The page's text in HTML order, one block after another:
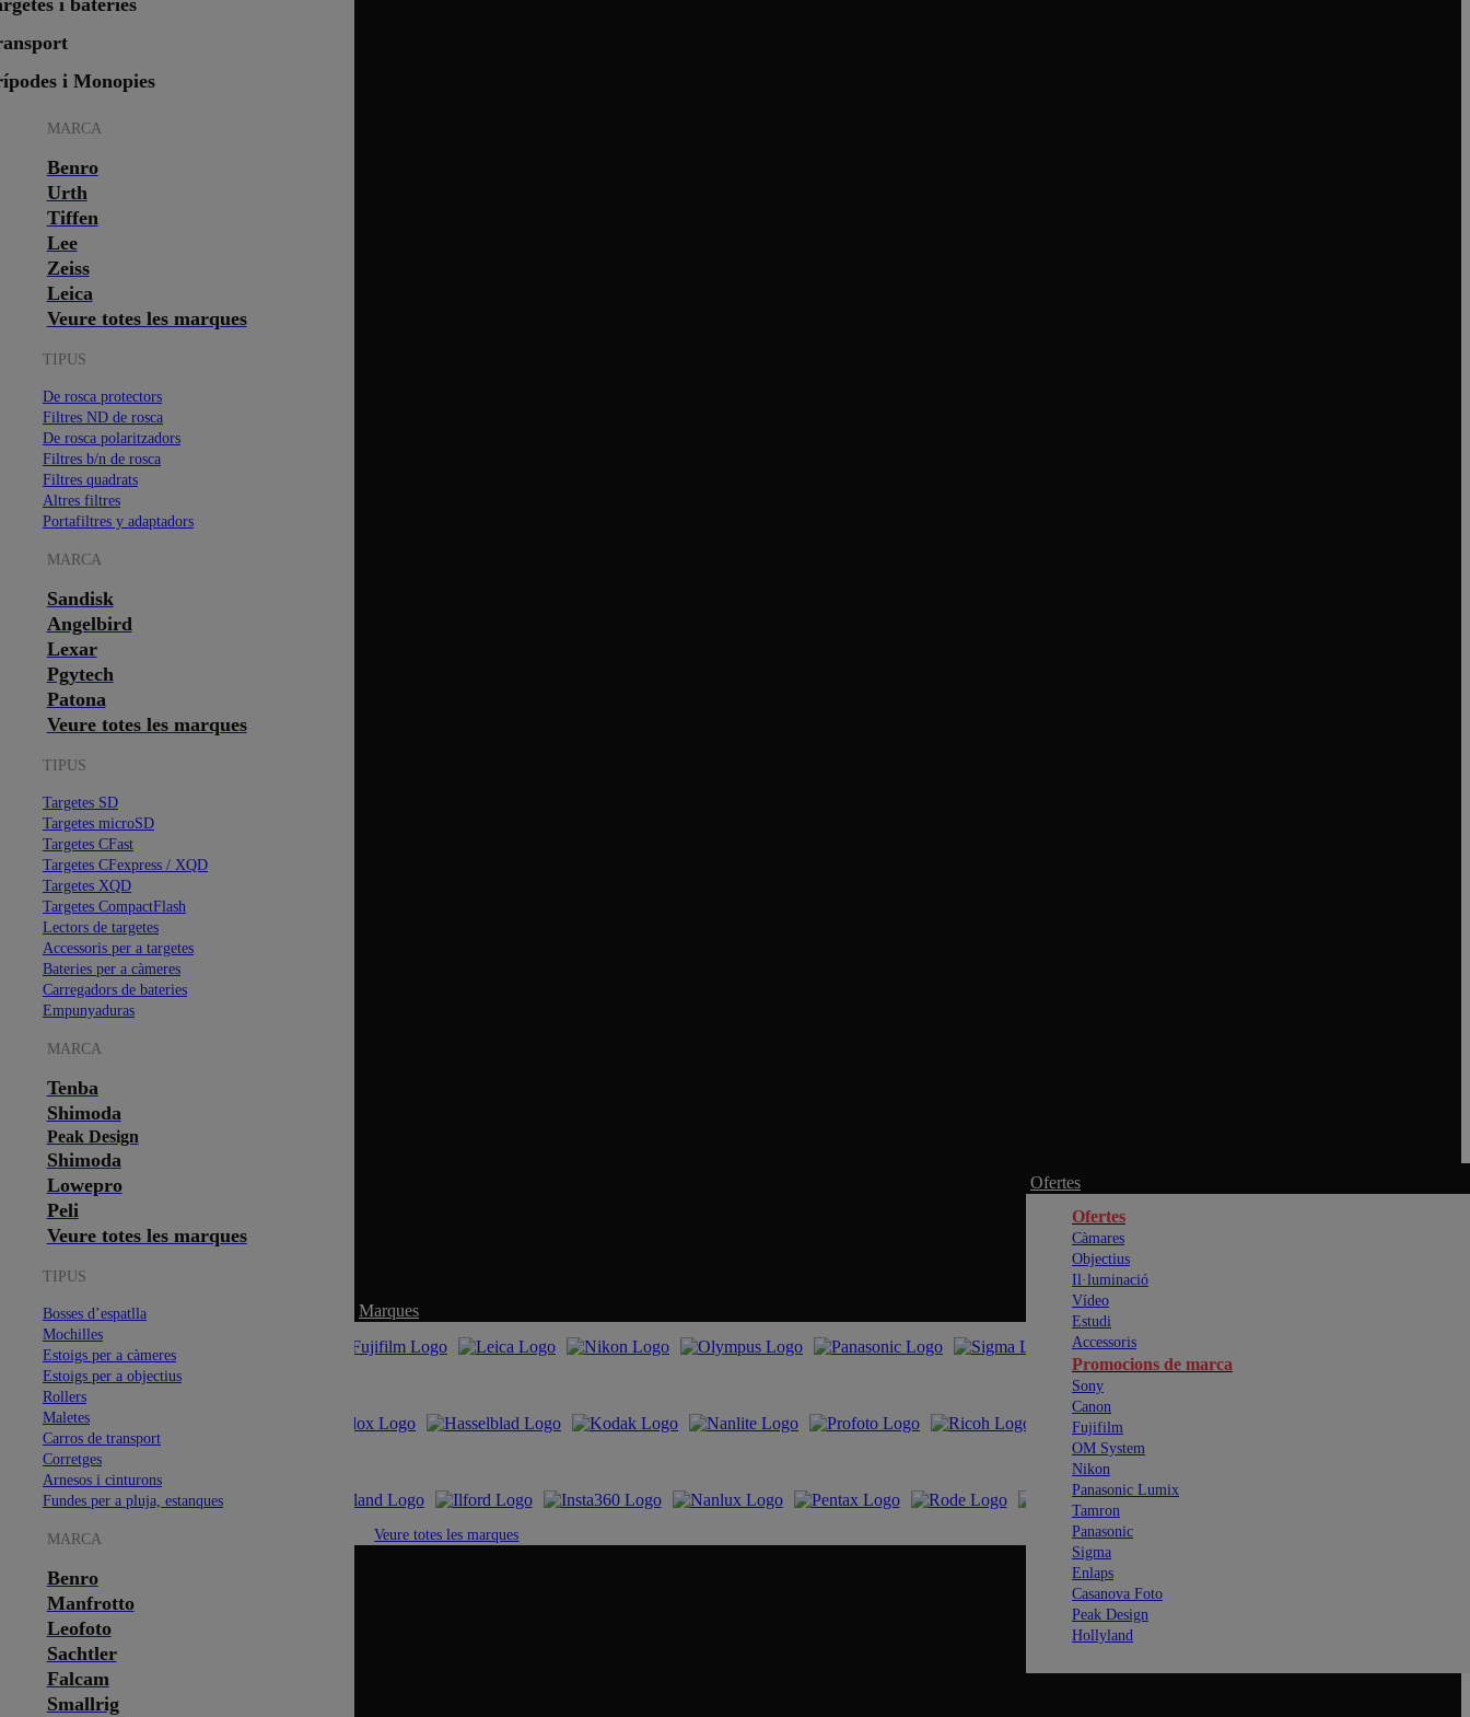
i bateries
i Monopies
MARCA
Benro
Urth
Tiffen
Lee
Zeiss
Leica
Veure totes les marques
TIPUS
De rosca protectors
Filtres ND de rosca
De rosca polaritzadors
Filtres b/n de rosca
Filtres quadrats
Altres filtres
Portafiltres y adaptadors
MARCA
Sandisk
Angelbird
Lexar
Pgytech
Patona
Veure totes les marques
TIPUS
Targetes SD
Targetes microSD
Targetes CFast
Targetes CFexpress / XQD
Targetes XQD
Targetes CompactFlash
Lectors de targetes
Accessoris per a targetes
Bateries per a càmeres
Carregadors de bateries
Empunyaduras
MARCA
Tenba
Shimoda
Peak Design
Shimoda
Lowepro
Peli
Veure totes les marques
TIPUS
Bosses d’espatlla
Mochilles
Estoigs per a càmeres
Estoigs per a objectius
Rollers
Maletes
Carros de transport
Corretges
Arnesos i cinturons
Fundes per a pluja, estanques
MARCA
Benro
Manfrotto
Leofoto
Sachtler
Falcam
Smallrig
Marques
Veure totes les marques
Ofertes
Ofertes
Càmares
Objectius
Il·luminació
Vídeo
Estudi
Accessoris
Promocions de marca
Sony
Canon
Fujifilm
OM System
Nikon
Panasonic Lumix
Tamron
Panasonic
Sigma
Enlaps
Casanova Foto
Peak Design
Hollyland